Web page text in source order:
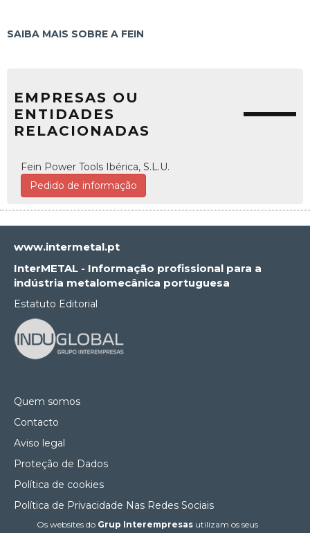
Os websites do Grup Interempresasutilizam os seus
SAIBA MAIS SOBRE A FEIN
EMPRESAS OU
ENTIDADES
RELACIONADAS
Fein Power Tools Ibérica, S.L.U.
Pedido de informação
www.intermetal.pt
InterMETAL - Informação profissional para a
indústria metalomecânica portuguesa
Estatuto Editorial
Quem somos
Contacto
Aviso legal
Proteção de Dados
Política de cookies
Política de Privacidade Nas Redes Sociais
Canal de denúncias